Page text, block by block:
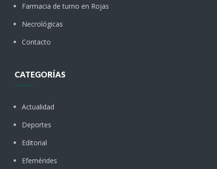
Farmacia de turno en Rojas
Necrológicas
Contacto
CATEGORÍAS
Actualidad
Deportes
Editorial
Efemérides